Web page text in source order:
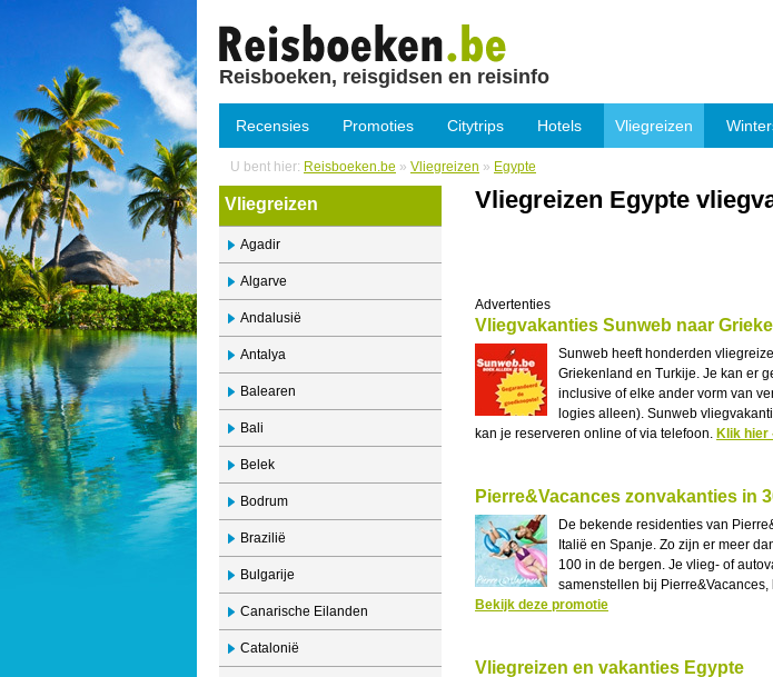
Reisboeken, reisgidsen en reisinfo
Recensies Promoties Citytrips Hotels Vliegreizen
U bent hier: Reisboeken.be » Vliegreizen » Egypte
Vliegreizen
Agadir
Algarve
Andalusië
Antalya
Balearen
Bali
Belek
Bodrum
Brazilië
Bulgarije
Canarische Eilanden
Catalonië
Vliegreizen Egypte
Advertenties
Vliegvakanties Sunweb naar
Sunweb heeft honderden
Griekenland en Turkije. Je kan er
inclusive of elke ander vorm van
logies alleen). Sunweb
kan je reserveren online of via telefoon. Klik hier
Pierre&Vacances zonvakanties in
De bekende residenties van
Italië en Spanje. Zo zijn er meer
100 in de bergen. Je vlieg- of
samenstellen bij
Bekijk deze promotie
Vliegreizen en vakanties Egypte